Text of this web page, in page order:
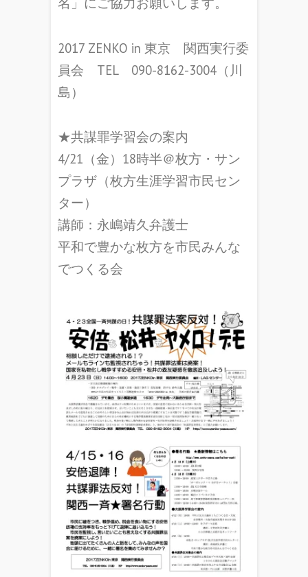
2017 ZENKO in 東京 関西実行委
員会 TEL 090-8162-3004（川
島）
★共謀罪学習会の案内
4/21（金）18時半＠枚方・サン
プラザ（枚方生涯学習市民セン
ター）
講師：永嶋靖久弁護士
平和で豊かな枚方を市民みんな
でつくる会